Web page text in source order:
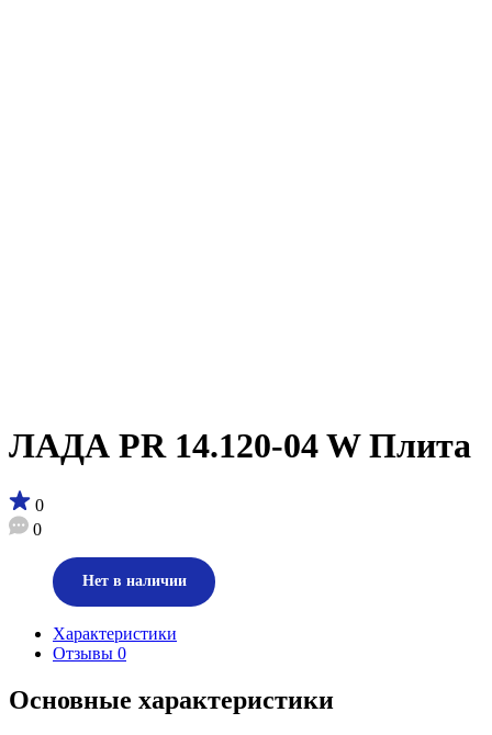
ЛАДА PR 14.120-04 W Плита
0
0
Нет в наличии
Характеристики
Отзывы 0
Основные характеристики